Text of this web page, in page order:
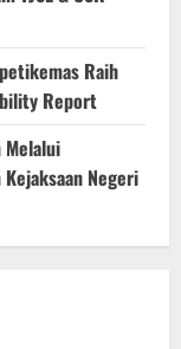
Raih
Report
Melalui
Negeri